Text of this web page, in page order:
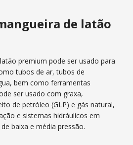
de latão
premium pode ser usado para
tubos de ar, tubos de
bem como ferramentas
ser usado com graxa,
de petróleo (GLP) e gás natural,
e sistemas hidráulicos em
baixa e média pressão.